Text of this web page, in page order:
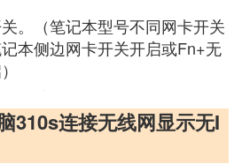
。（笔记本型号不同网卡开关
本侧边网卡开关开启或Fn+无
310s连接无线网显示无I